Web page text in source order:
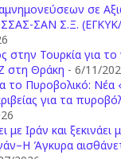
σε
ΣΑΝ Σ.Ξ.
στην Τουρκία για
στη Θράκη - 6/11/
το Πυροβολικό: Νέα
για τα
με Ιράν και
Άγκυρα